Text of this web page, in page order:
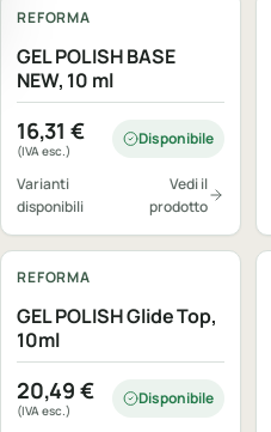
REFORMA
GEL POLISH BASE
NEW, 10 ml
16,31 €
(IVA esc.)
Disponibile
Varianti
disponibili
Vedi il
prodotto
REFORMA
GEL POLISH Glide Top,
10ml
20,49 €
(IVA esc.)
Disponibile